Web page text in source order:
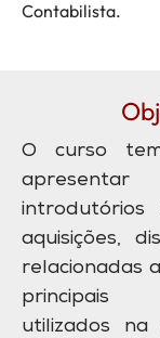
Contabilista.
O curso
aquisições,
relacionadas
principais
utilizados